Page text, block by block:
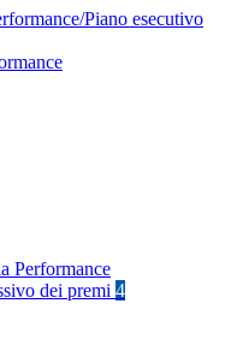
Piano esecutivo
Performance
dei premi 4